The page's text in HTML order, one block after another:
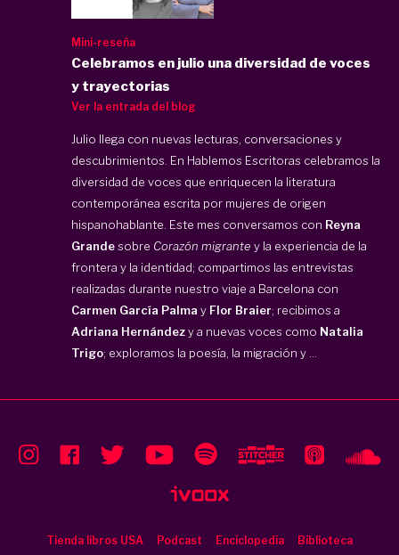
Mini-reseña
Celebramos en julio una diversidad de voces
y trayectorias
Ver la entrada del blog
Julio llega con nuevas lecturas, conversaciones y
descubrimientos. En Hablemos Escritoras celebramos la
diversidad de voces que enriquecen la literatura
contemporánea escrita por mujeres de origen
hispanohablante. Este mes conversamos con Reyna
Grandesobre Corazón migrante y la experiencia de la
frontera y la identidad; compartimos las entrevistas
realizadas durante nuestro viaje a Barcelona con
Carmen García Palma y Flor Braier; recibimos a
Adriana Hernándezy a nuevas voces como Natalia
Trigo; exploramos la poesía, la migración y ...
Tienda libros USA Podcast Enciclopedia Biblioteca